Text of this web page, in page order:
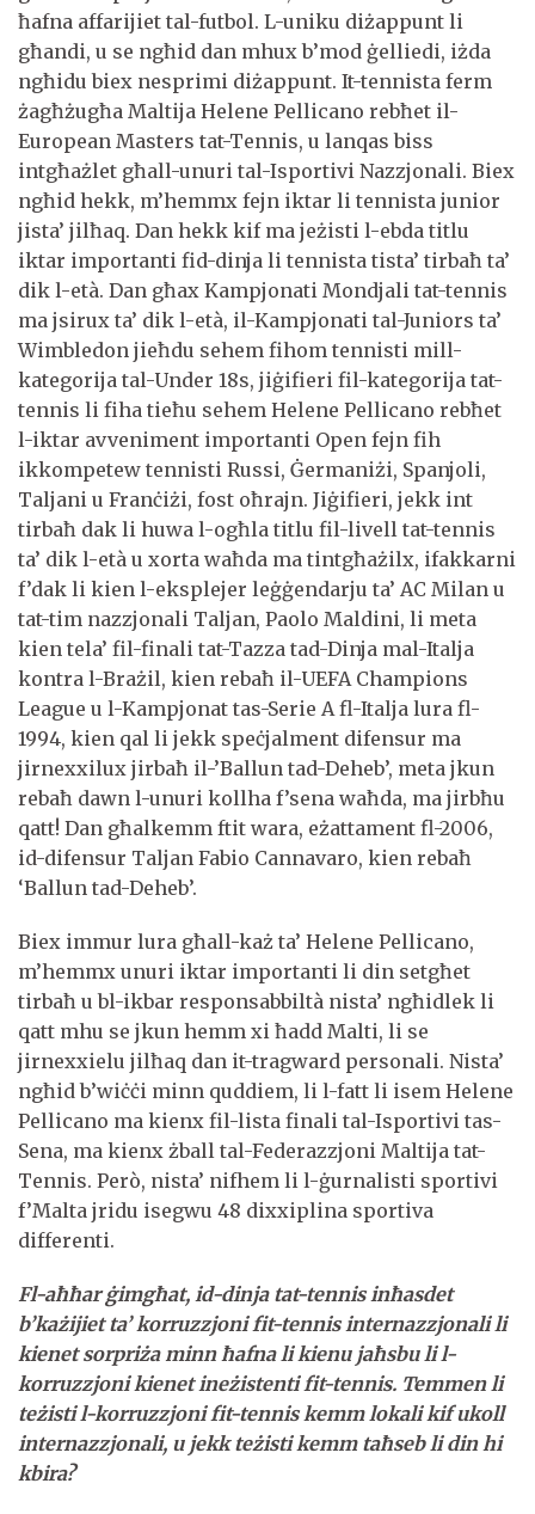
ħafna affarijiet tal-futbol. L-uniku diżappunt li
għandi, u se ngħid dan mhux b’mod ġelliedi, iżda
ngħidu biex nesprimi diżappunt. It-tennista ferm
żagħżugħa Maltija Helene Pellicano rebħet il-
European Masters tat-Tennis, u lanqas biss
intgħażlet għall-unuri tal-Isportivi Nazzjonali. Biex
ngħid hekk, m’hemmx fejn iktar li tennista junior
jista’ jilħaq. Dan hekk kif ma jeżisti l-ebda titlu
iktar importanti fid-dinja li tennista tista’ tirbaħ ta’
dik l-età. Dan għax Kampjonati Mondjali tat-tennis
ma jsirux ta’ dik l-età, il-Kampjonati tal-Juniors ta’
Wimbledon jieħdu sehem fihom tennisti mill-
kategorija tal-Under 18s, jiġifieri fil-kategorija tat-
tennis li fiha tieħu sehem Helene Pellicano rebħet
l-iktar avveniment importanti Open fejn fih
ikkompetew tennisti Russi, Ġermaniżi, Spanjoli,
Taljani u Franċiżi, fost oħrajn. Jiġifieri, jekk int
tirbaħ dak li huwa l-ogħla titlu fil-livell tat-tennis
ta’ dik l-età u xorta waħda ma tintgħażilx, ifakkarni
f’dak li kien l-eksplejer leġġendarju ta’ AC Milan u
tat-tim nazzjonali Taljan, Paolo Maldini, li meta
kien tela’ fil-finali tat-Tazza tad-Dinja mal-Italja
kontra l-Brażil, kien rebaħ il-UEFA Champions
League u l-Kampjonat tas-Serie A fl-Italja lura fl-
1994, kien qal li jekk speċjalment difensur ma
jirnexxilux jirbaħ il-’Ballun tad-Deheb’, meta jkun
rebaħ dawn l-unuri kollha f’sena waħda, ma jirbħu
qatt! Dan għalkemm ftit wara, eżattament fl-2006,
id-difensur Taljan Fabio Cannavaro, kien rebaħ
‘Ballun tad-Deheb’.
Biex immur lura għall-każ ta’ Helene Pellicano,
m’hemmx unuri iktar importanti li din setgħet
tirbaħ u bl-ikbar responsabbiltà nista’ ngħidlek li
qatt mhu se jkun hemm xi ħadd Malti, li se
jirnexxielu jilħaq dan it-tragward personali. Nista’
ngħid b’wiċċi minn quddiem, li l-fatt li isem Helene
Pellicano ma kienx fil-lista finali tal-Isportivi tas-
Sena, ma kienx żball tal-Federazzjoni Maltija tat-
Tennis. Però, nista’ nifhem li l-ġurnalisti sportivi
f’Malta jridu isegwu 48 dixxiplina sportiva
differenti.
Fl-aħħar ġimgħat, id-dinja tat-tennis inħasdet
b’każijiet ta’ korruzzjoni fit-tennis internazzjonali li
kienet sorpriża minn ħafna li kienu jaħsbu li l-
korruzzjoni kienet ineżistenti fit-tennis. Temmen li
teżisti l-korruzzjoni fit-tennis kemm lokali kif ukoll
internazzjonali, u jekk teżisti kemm taħseb li din hi
kbira?